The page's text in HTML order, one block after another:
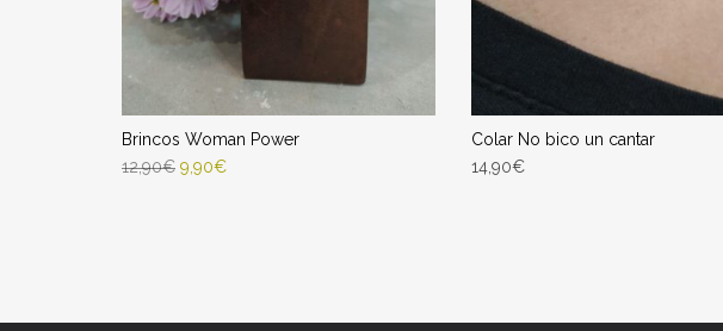
Brincos Woman Power
12,90€ 9,90€
Colar No bico un cantar
14,90€